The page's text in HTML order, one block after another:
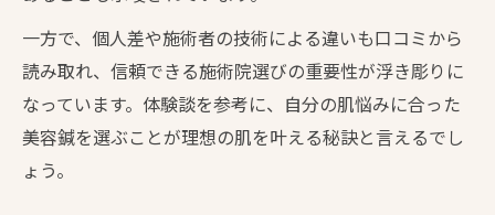
一方で、個人差や施術者の技術による違いも口コミから
読み取れ、信頼できる施術院選びの重要性が浮き彫りに
なっています。体験談を参考に、自分の肌悩みに合った
美容鍼を選ぶことが理想の肌を叶える秘訣と言えるでし
ょう。